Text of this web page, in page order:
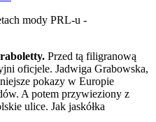
Przed tą filigranową
oficjele. Jadwiga Grabowska,
pokazy w Europie
A potem przywieziony z
ulice. Jak jaskółka